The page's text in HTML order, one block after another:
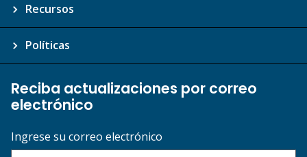
Recursos
Políticas
Reciba actualizaciones por correo
electrónico
Ingrese su correo electrónico